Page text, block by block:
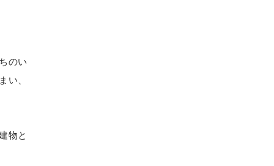
のい
い、
物と